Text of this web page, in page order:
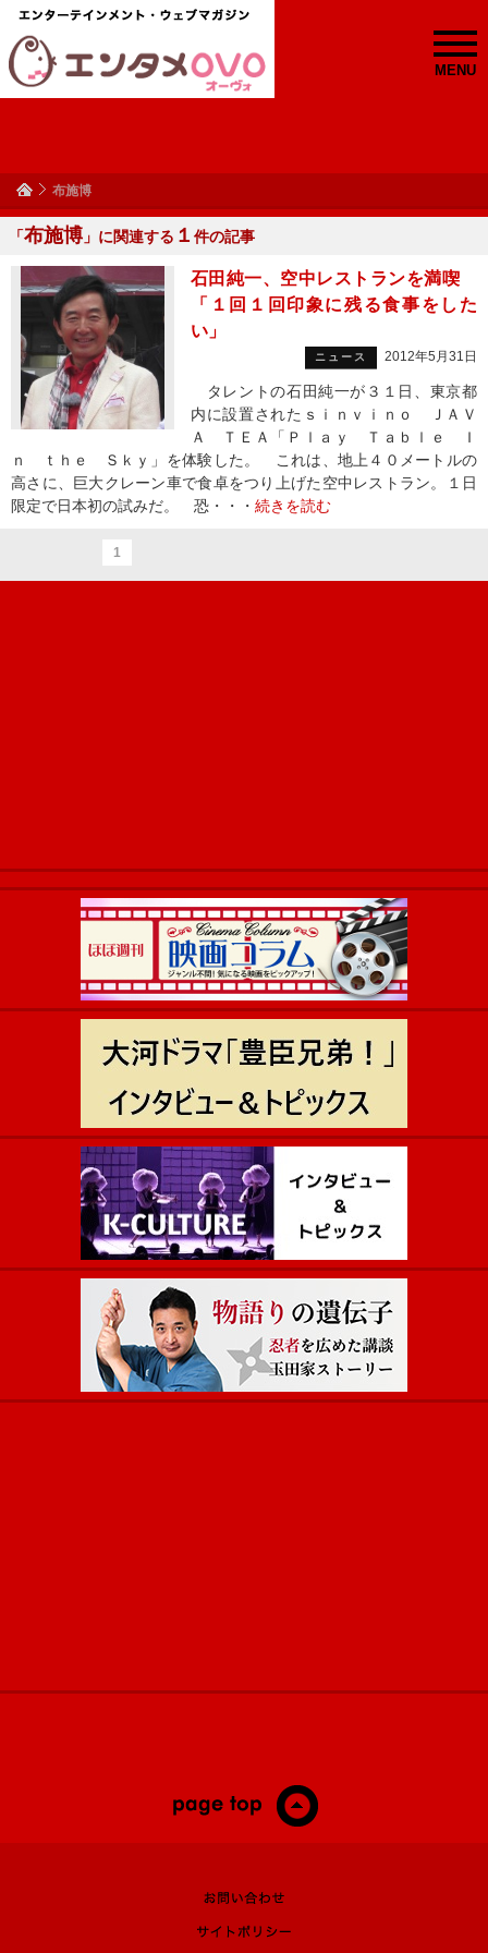
MENU
布施博
「布施博 」に関連する １ 件の記事
石田純一、空中レストランを満喫
「１回１回印象に残る食事をした
い」
ニュース 2012年5月31日
タレントの石田純一が３１日、東京都
内に設置されたｓｉｎｖｉｎｏ ＪＡＶ
Ａ ＴＥＡ「Ｐｌａｙ Ｔａｂｌｅ Ｉ
ｎ ｔｈｅ Ｓｋｙ」を体験した。 これは、地上４０メートルの
高さに、巨大クレーン車で食卓をつり上げた空中レストラン。１日
限定で日本初の試みだ。 恐・・・ 続きを読む
1